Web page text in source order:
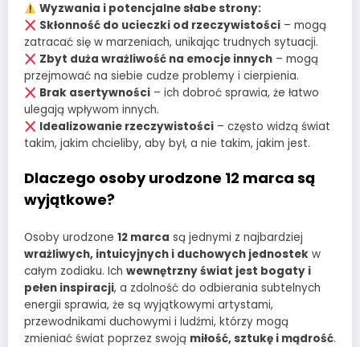
Wyzwania i potencjalne słabe strony:
Skłonność do ucieczki od rzeczywistości – mogą
zatracać się w marzeniach, unikając trudnych sytuacji.
Zbyt duża wrażliwość na emocje innych – mogą
przejmować na siebie cudze problemy i cierpienia.
Brak asertywności – ich dobroć sprawia, że łatwo
ulegają wpływom innych.
Idealizowanie rzeczywistości – często widzą świat
takim, jakim chcieliby, aby był, a nie takim, jakim jest.
Dlaczego osoby urodzone 12 marca są
wyjątkowe?
Osoby urodzone 12 marca są jednymi z najbardziej
wrażliwych, intuicyjnych i duchowych jednostek w
całym zodiaku. Ich wewnętrzny świat jest bogaty i
pełen inspiracji, a zdolność do odbierania subtelnych
energii sprawia, że są wyjątkowymi artystami,
przewodnikami duchowymi i ludźmi, którzy mogą
zmieniać świat poprzez swoją miłość, sztukę i mądrość.